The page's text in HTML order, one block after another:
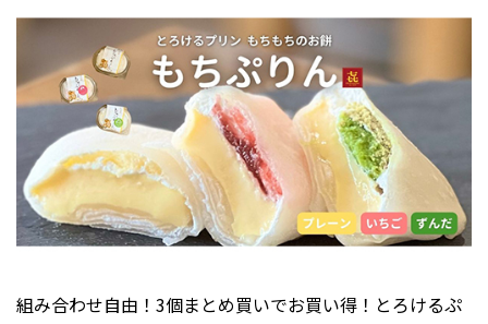
組み合わせ自由！3個まとめ買いでお買い得！とろけるぷ